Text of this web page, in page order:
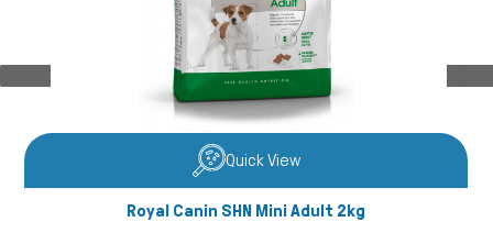
Fish/Reptiles
Quick View
Royal Canin SHN Mini Adult 2kg